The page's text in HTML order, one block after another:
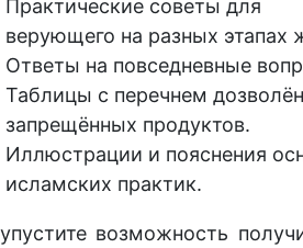
Практические советы для
верующего на разных этапах
Ответы на повседневные
Таблицы с перечнем
запрещённых продуктов.
Иллюстрации и пояснения
исламских практик.
возможность